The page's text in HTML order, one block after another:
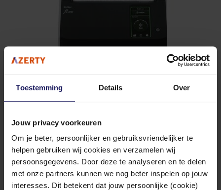
Toestemming Details Over
Jouw privacy voorkeuren
Om je beter, persoonlijker en gebruiksvriendelijker te
helpen gebruiken wij cookies en verzamelen wij
persoonsgegevens. Door deze te analyseren en te delen
met onze partners kunnen we nog beter inspelen op jouw
interesses. Dit betekent dat jouw persoonlijke (cookie)
Ricoh FI-8040 - Papierscanner
2-3 werkdagen
366,03
In winkel­wagen Vergelijken